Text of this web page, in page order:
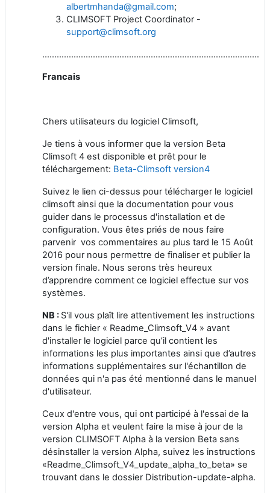
albertmhanda@gmail.com;
CLIMSOFT Project Coordinator -
support@climsoft.org
Francais
Chers utilisateurs du logiciel Climsoft,
Je tiens à vous informer que la version Beta
Climsoft 4 est disponible et prêt pour le
téléchargement: Beta-Climsoft version4
Suivez le lien ci-dessus pour télécharger le logiciel
climsoft ainsi que la documentation pour vous
guider dans le processus d'installation et de
configuration. Vous êtes priés de nous faire
parvenir vos commentaires au plus tard le 15 Août
2016 pour nous permettre de finaliser et publier la
version finale. Nous serons très heureux
d’apprendre comment ce logiciel effectue sur vos
systèmes.
NB : S'il vous plaît lire attentivement les instructions
dans le fichier « Readme_Climsoft_V4 » avant
d'installer le logiciel parce qu’il contient les
informations les plus importantes ainsi que d’autres
informations supplémentaires sur l'échantillon de
données qui n'a pas été mentionné dans le manuel
d'utilisateur.
Ceux d'entre vous, qui ont participé à l'essai de la
version Alpha et veulent faire la mise à jour de la
version CLIMSOFT Alpha à la version Beta sans
désinstaller la version Alpha, suivez les instructions
«Readme_Climsoft_V4_update_alpha_to_beta» se
trouvant dans le dossier Distribution-update-alpha.